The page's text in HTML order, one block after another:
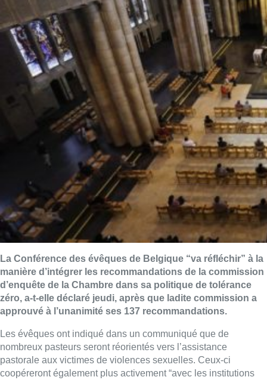
La Conférence des évêques de Belgique “va réfléchir” à la
manière d’intégrer les recommandations de la commission
d’enquête de la Chambre dans sa politique de tolérance
zéro, a-t-elle déclaré jeudi, après que ladite commission a
approuvé à l’unanimité ses 137 recommandations.
Les évêques ont indiqué dans un communiqué que de
nombreux pasteurs seront réorientés vers l’assistance
pastorale aux victimes de violences sexuelles. Ceux-ci
coopéreront également plus activement “avec les institutions